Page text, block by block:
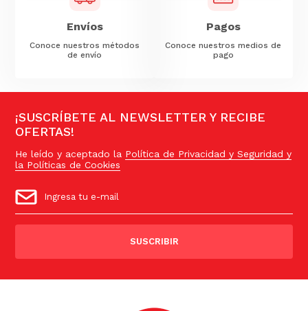
Envíos
Conoce nuestros métodos
de envío
Pagos
Conoce nuestros medios de
pago
¡SUSCRÍBETE AL NEWSLETTER Y RECIBE
OFERTAS!
He leído y aceptado la Política de Privacidad y Seguridad y
la Políticas de Cookies
SUSCRIBIR